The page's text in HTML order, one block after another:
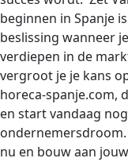
beginnen in Spanje
beslissing wanneer
verdiepen in de
vergroot je je kans
horeca-spanje.com,
en start vandaag
nu en bouw aan